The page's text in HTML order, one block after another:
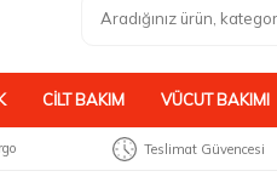
CILT BAKIM VÜCUT BAKIMI
Teslimat Güvencesi